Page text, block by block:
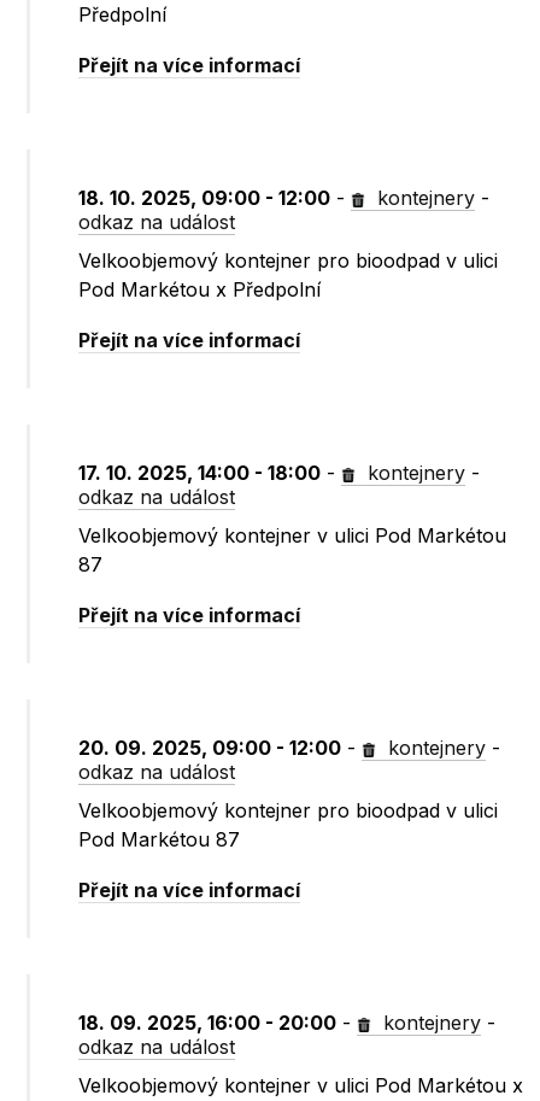
Předpolní
Přejít na více informací
18. 10. 2025, 09:00 - 12:00 - kontejnery -
odkaz na událost
Velkoobjemový kontejner pro bioodpad v ulici
Pod Markétou x Předpolní
Přejít na více informací
17. 10. 2025, 14:00 - 18:00 - kontejnery -
odkaz na událost
Velkoobjemový kontejner v ulici Pod Markétou
87
Přejít na více informací
20. 09. 2025, 09:00 - 12:00 - kontejnery -
odkaz na událost
Velkoobjemový kontejner pro bioodpad v ulici
Pod Markétou 87
Přejít na více informací
18. 09. 2025, 16:00 - 20:00 - kontejnery -
odkaz na událost
Velkoobjemový kontejner v ulici Pod Markétou x